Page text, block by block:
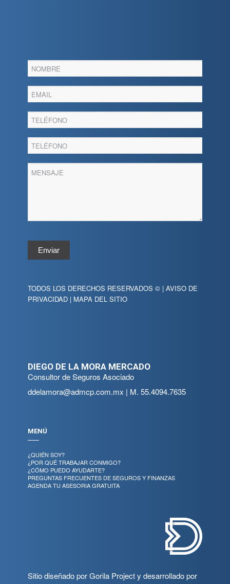
Agenda
tu
asesoria
Enviar
TODOS LOS DERECHOS RESERVADOS © | AVISO DE
PRIVACIDAD| MAPA DEL SITIO
DIEGO DE LA MORA MERCADO
Consultor de Seguros Asociado
ddelamora@admcp.com.mx | M. 55.4094.7635
MENÚ
¿QUIÉN SOY?
¿POR QUÉ TRABAJAR CONMIGO?
¿CÓMO PUEDO AYUDARTE?
PREGUNTAS FRECUENTES DE SEGUROS Y FINANZAS
AGENDA TU ASESORIA GRATUITA
Sitio diseñado porGorila Projecty desarrollado por